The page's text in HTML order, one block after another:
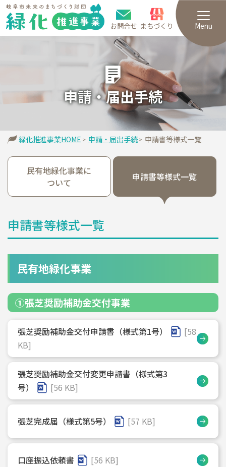
お問合せ まちづくり Menu
申請・届出手続
緑化推進事業HOME 申請・届出手続 申請書等様式一覧
民有地緑化事業に
ついて
申請書等様式一覧
申請書等様式一覧
民有地緑化事業
①張芝奨励補助金交付事業
張芝奨励補助金交付申請書（様式第1号）
[58
KB]
張芝奨励補助金交付変更申請書（様式第3
号）
[56 KB]
張芝完成届（様式第5号） [57 KB]
口座振込依頼書 [56 KB]